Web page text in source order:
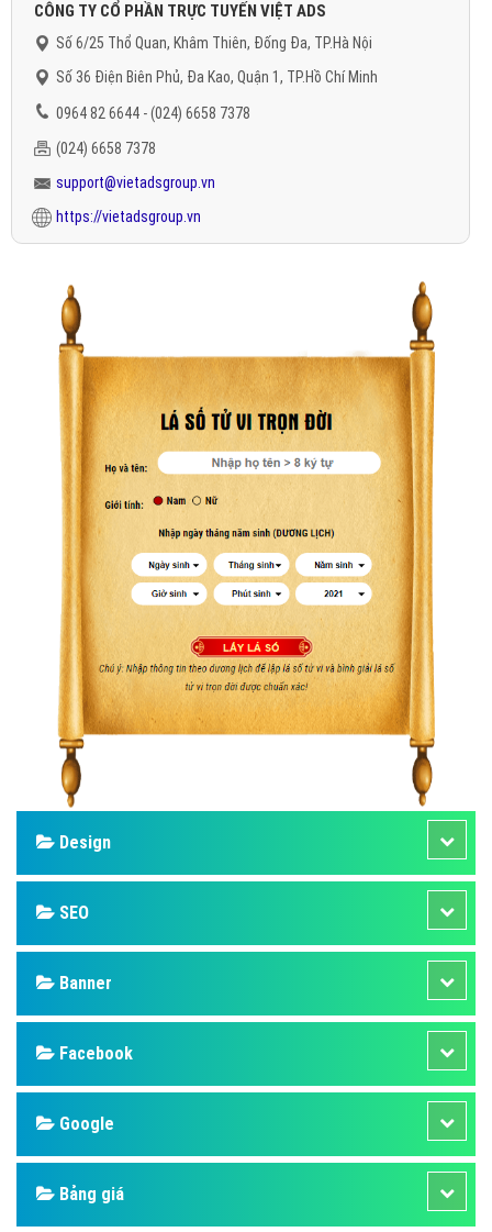
CÔNG TY CỔ PHẦN TRỰC TUYẾN VIỆT ADS
Số 6/25 Thổ Quan, Khâm Thiên, Đống Đa, TP.Hà Nội
Số 36 Điện Biên Phủ, Đa Kao, Quận 1, TP.Hồ Chí Minh
0964 82 6644 - (024) 6658 7378
(024) 6658 7378
support@vietadsgroup.vn
https://vietadsgroup.vn
Design
SEO
Banner
Facebook
Google
Bảng giá